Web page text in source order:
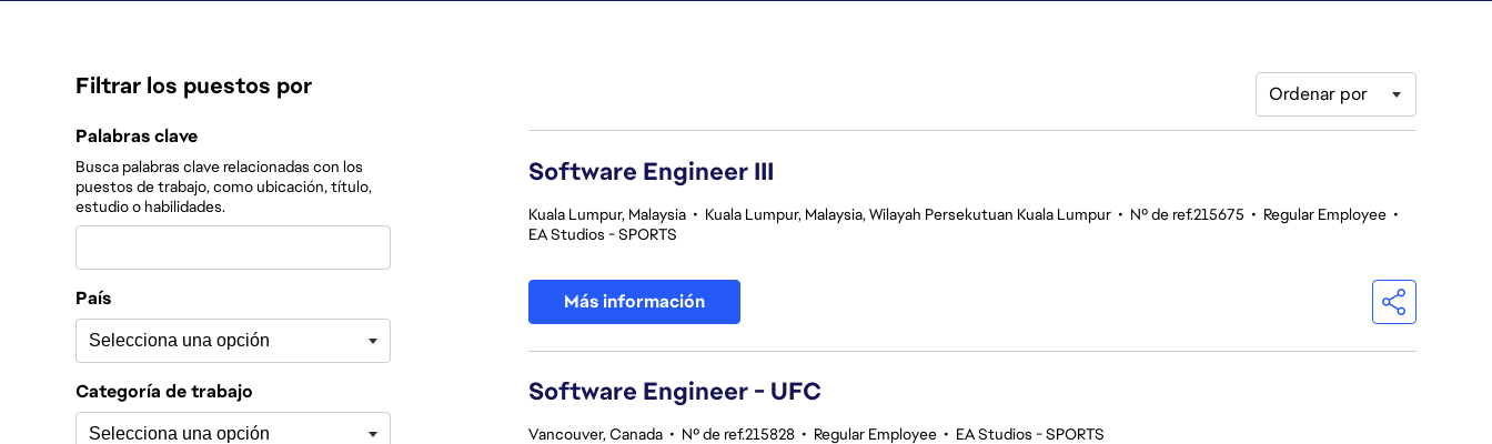
Filtrar los puestos por
Filtrar los puestos por
Palabras clave
Busca palabras clave relacionadas con los
puestos de trabajo, como ubicación, título,
estudio o habilidades.
País
Categoría de trabajo
Ordenar por
Software Engineer III
Kuala Lumpur, Malaysia • Kuala Lumpur, Malaysia, Wilayah Persekutuan Kuala Lumpur • Nº de ref.215675 • Regular Employee •
EA Studios - SPORTS
Más información
Software Engineer - UFC
Vancouver, Canada • Nº de ref.215828 • Regular Employee • EA Studios - SPORTS